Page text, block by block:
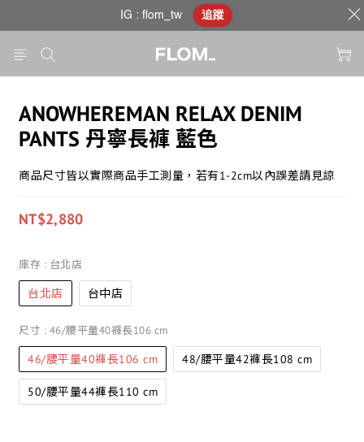
ANOWHEREMAN RELAX DENIM
PANTS 丹寧長褲 藍色
商品尺寸皆以實際商品手工測量，若有1-2cm以內誤差請見諒
NT$2,880
庫存 : 台北店
台北店 台中店
尺寸 : 46/腰平量40褲長106 cm
46/腰平量40褲長106 cm 48/腰平量42褲長108 cm
50/腰平量44褲長110 cm
IG : flom_tw 追蹤